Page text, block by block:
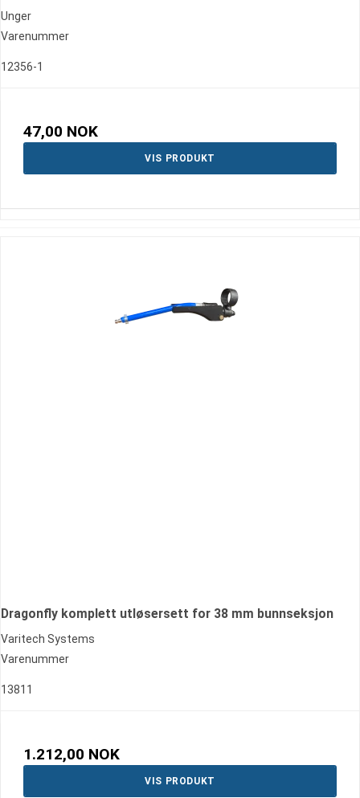
Unger
Varenummer
12356-1
47,00 NOK
VIS PRODUKT
Dragonfly komplett utløsersett for 38 mm bunnseksjon
Varitech Systems
Varenummer
13811
1.212,00 NOK
VIS PRODUKT